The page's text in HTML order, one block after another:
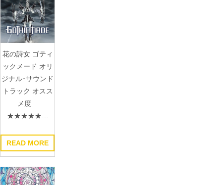
花の詩女 ゴティ
ックメード オリ
ジナル･サウンド
トラック オスス
メ度
★★★★★…
READ MORE